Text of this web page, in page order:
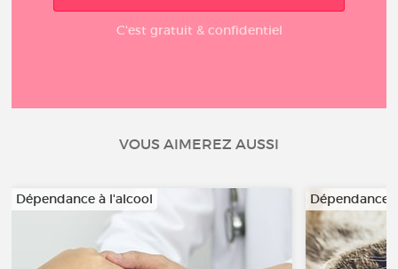
C'est gratuit & confidentiel
VOUS AIMEREZ AUSSI
Dépendance à l'alcool Dépendance